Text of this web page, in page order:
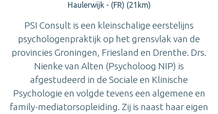
Haulerwijk - (FR) (21km)
PSI Consult is een kleinschalige eerstelijns
psychologenpraktijk op het grensvlak van de
provincies Groningen, Friesland en Drenthe. Drs.
Nienke van Alten (Psycholoog NIP) is
afgestudeerd in de Sociale en Klinische
Psychologie en volgde tevens een algemene en
family-mediatorsopleiding. Zij is naast haar eigen